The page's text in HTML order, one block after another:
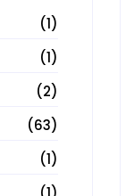
(1)
(1)
(2)
(63)
(1)